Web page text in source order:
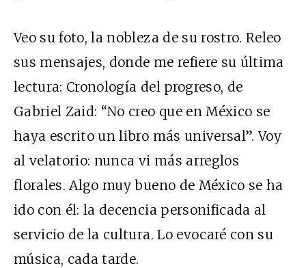
Veo su foto, la nobleza de su rostro. Releo
sus mensajes, donde me refiere su última
lectura: Cronología del progreso, de
Gabriel Zaid: “No creo que en México se
haya escrito un libro más universal”. Voy
al velatorio: nunca vi más arreglos
florales. Algo muy bueno de México se ha
ido con él: la decencia personificada al
servicio de la cultura. Lo evocaré con su
música, cada tarde.